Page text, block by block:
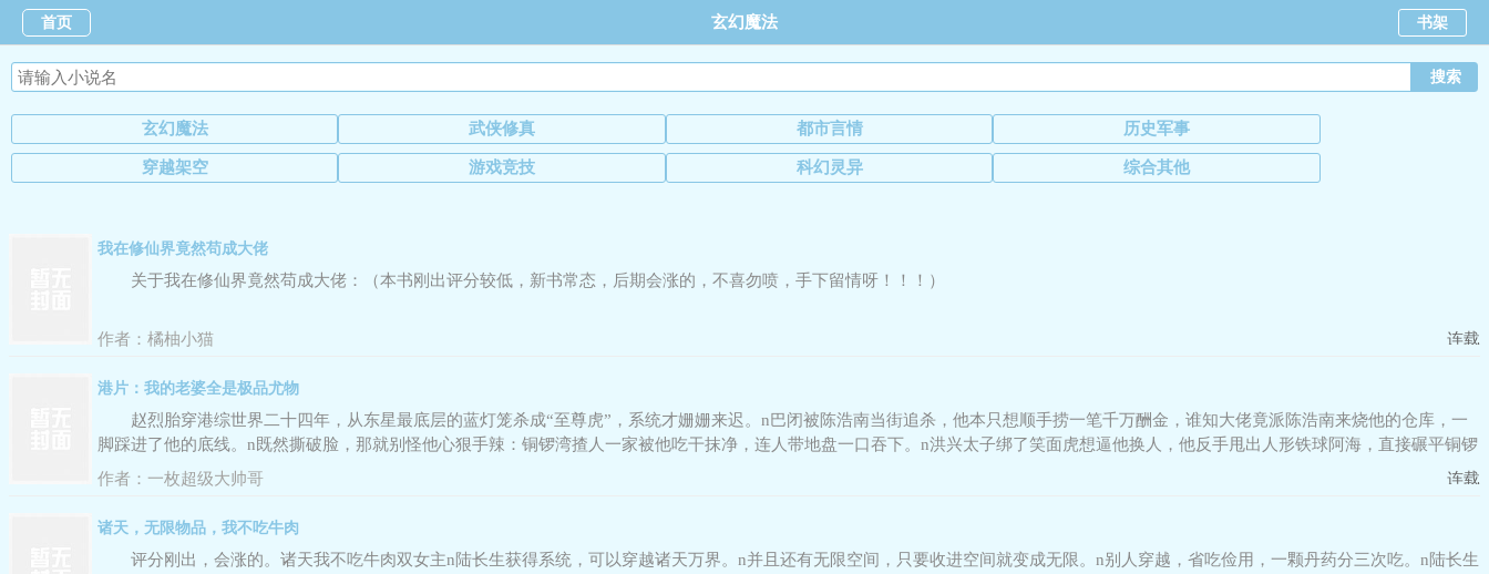
首页 玄幻魔法 书架
玄幻魔法 武侠修真 都市言情 历史军事
穿越架空 游戏竞技 科幻灵异 综合其他
我在修仙界竟然苟成大佬
关于我在修仙界竟然苟成大佬：（本书刚出评分较低，新书常态，后期会涨的，不喜勿喷，手下留情呀！！！）
作者： 橘柚小猫 连载
港片：我的老婆全是极品尤物
赵烈胎穿港综世界二十四年，从东星最底层的蓝灯笼杀成“至尊虎”，系统才姗姗来迟。n巴闭被陈浩南当街追杀，他本只想顺手捞一笔千万酬金，谁知大佬竟派陈浩南来烧他的仓库，一
脚踩进了他的底线。n既然撕破脸，那就别怪他心狠手辣：铜锣湾揸人一家被他吃干抹净，连人带地盘一口吞下。n洪兴太子绑了笑面虎想逼他换人，他反手甩出人形铁球阿海，直接碾平铜锣
湾所有场子，逼得蒋天生咽下哑巴亏坐到谈判桌前。n以此一步步斩杀敌人
作者： 一枚超级大帅哥 连载
诸天，无限物品，我不吃牛肉
评分刚出，会涨的。诸天我不吃牛肉双女主n陆长生获得系统，可以穿越诸天万界。n并且还有无限空间，只要收进空间就变成无限。n别人穿越，省吃俭用，一颗丹药分三次吃。n陆长生